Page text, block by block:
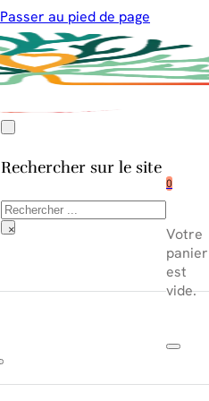
Passer au pied de page
Rechercher sur le site
Rechercher
×
0
Votre
panier
est
vide.